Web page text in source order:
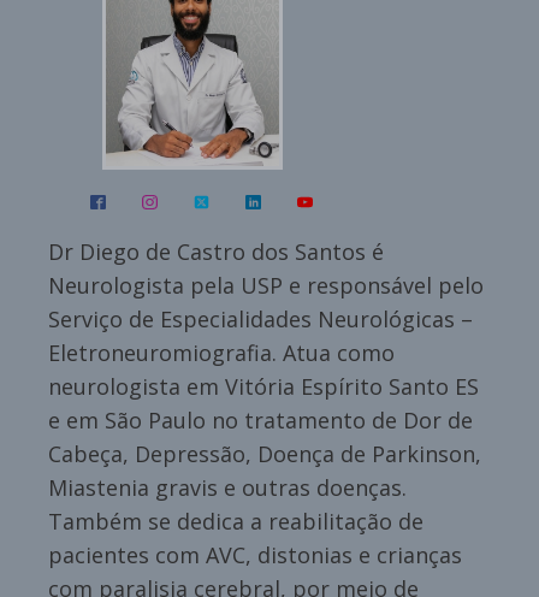
Dr Diego de Castro dos Santos é
Neurologista pela USP e responsável pelo
Serviço de Especialidades Neurológicas –
Eletroneuromiografia. Atua como
neurologista em Vitória Espírito Santo ES
e em São Paulo no tratamento de Dor de
Cabeça, Depressão, Doença de Parkinson,
Miastenia gravis e outras doenças.
Também se dedica a reabilitação de
pacientes com AVC, distonias e crianças
com paralisia cerebral, por meio de